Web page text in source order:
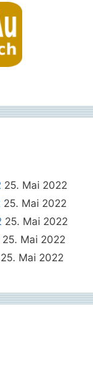
25. Mai 2022
25. Mai 2022
25. Mai 2022
25. Mai 2022
25. Mai 2022